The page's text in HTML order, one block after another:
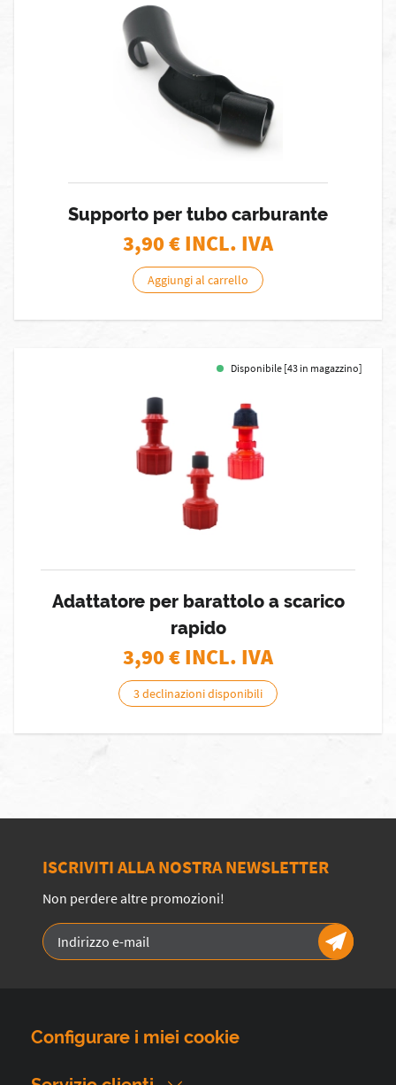
Supporto per tubo carburante
3,90€ INCL. IVA
Aggiungi al carrello
Disponibile [43 in magazzino]
Adattatore per barattolo a scarico
rapido
3,90€ INCL. IVA
3 declinazioni disponibili
ISCRIVITI ALLA NOSTRA NEWSLETTER
Non perdere altre promozioni!
Configurare i miei cookie